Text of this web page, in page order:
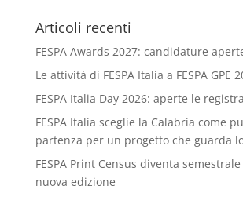
Articoli recenti
FESPA Awards 2027: candidature
Le attività di FESPA Italia a FESPA GPE
FESPA Italia Day 2026: aperte le
FESPA Italia sceglie la Calabria come
partenza per un progetto che guarda
FESPA Print Census diventa
nuova edizione